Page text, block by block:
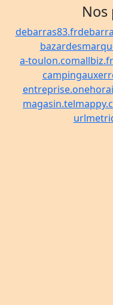
Nos
debarras83.fr
a-toulon.comallbiz.fr
entreprise.one
magasin.tel